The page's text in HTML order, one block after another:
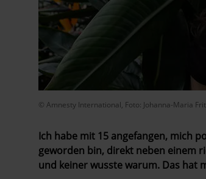
© Amnesty International, Foto: Johanna-Maria
Ich habe mit 15 angefangen, mich
geworden bin, direkt neben einem
und keiner wusste warum. Das hat